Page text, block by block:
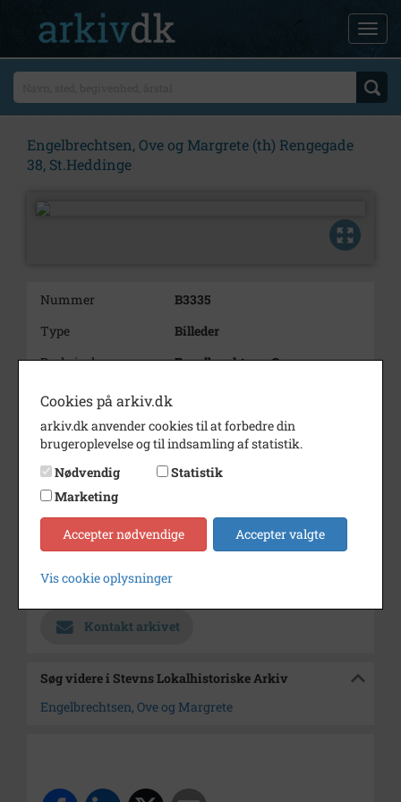
Engelbrechtsen, Ove og Margrete (th) Rengegade
38, St.Heddinge
Nummer
B3335
Type
Billeder
Beskrivelse
Engelbrechtsen, Ove og
Periode
1940 - 1970
Fotograf
Størrelse
24 x 18 cm
Materiale
s/h positiv
Arkiv
Kontakt arkivet
Søg videre i Stevns Lokalhistoriske Arkiv
Engelbrechtsen, Ove og Margrete
Cookies på arkiv.dk
arkiv.dk anvender cookies til at forbedre din
brugeroplevelse og til indsamling af statistik.
Nødvendig
Statistik
Marketing
Accepter nødvendige Accepter valgte
Vis cookie oplysninger